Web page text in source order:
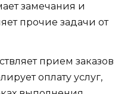
замечания и
прочие задачи от
прием заказов
оплату услуг,